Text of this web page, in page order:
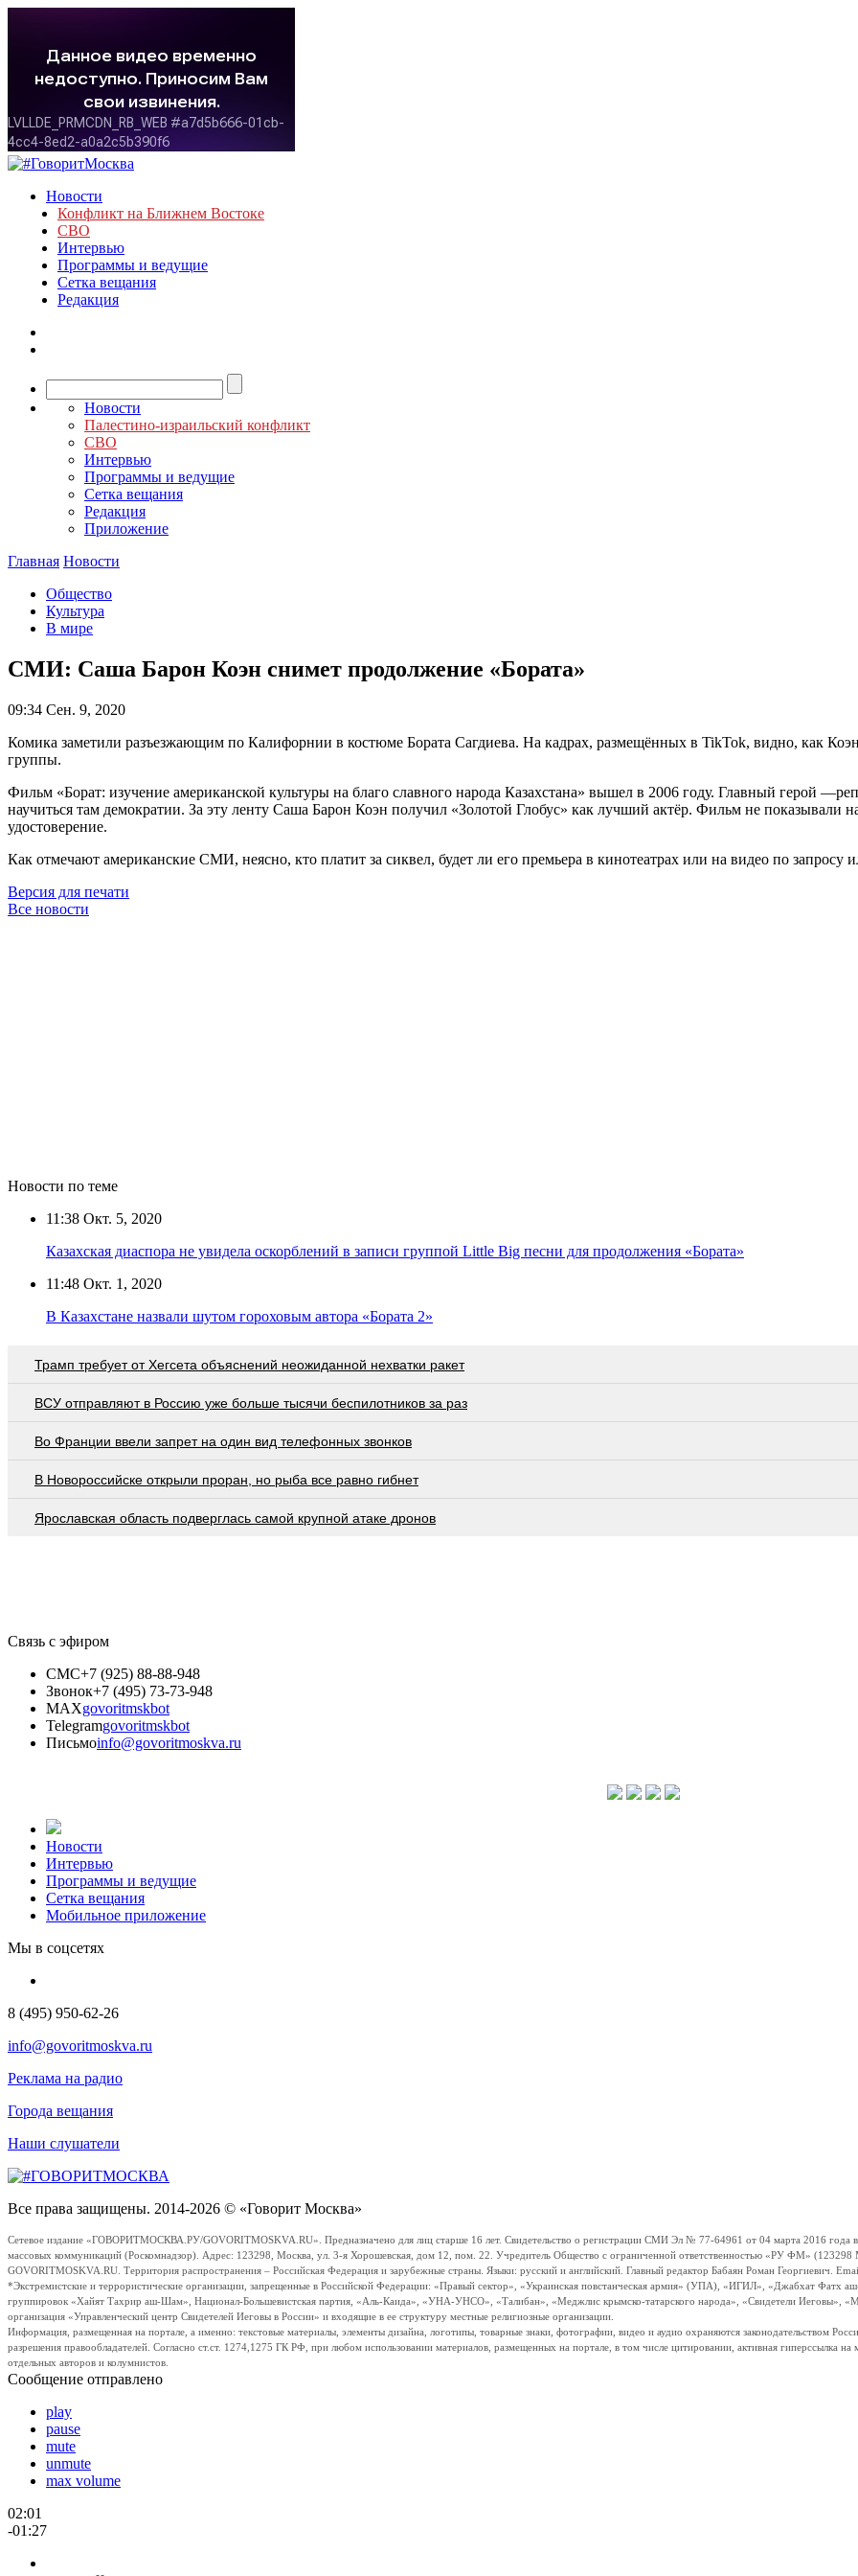
Новости
Конфликт на Ближнем Востоке
СВО
Интервью
Программы и ведущие
Сетка вещания
Редакция
Новости
Палестино-израильский конфликт
СВО
Интервью
Программы и ведущие
Сетка вещания
Редакция
Приложение
Главная Новости
Общество
Культура
В мире
СМИ: Саша Барон Коэн снимет продолжение «Бората»
09:34 Сен. 9, 2020
Комика заметили разъезжающим по Калифорнии в костюме Бората Сагдиева. На кадрах, размещённых в TikTok, видно, как
группы.
Фильм «Борат: изучение американской культуры на благо славного народа Казахстана» вышел в 2006 году. Главный герой
научиться там демократии. За эту ленту Саша Барон Коэн получил «Золотой Глобус» как лучший актёр. Фильм не
удостоверение.
Как отмечают американские СМИ, неясно, кто платит за сиквел, будет ли его премьера в кинотеатрах или на видео по запросу
Версия для печати
Все новости
Новости по теме
11:38 Окт. 5, 2020
Казахская диаспора не увидела оскорблений в записи группой Little Big песни для продолжения «Бората»
11:48 Окт. 1, 2020
В Казахстане назвали шутом гороховым автора «Бората 2»
Трамп требует от Хегсета объяснений неожиданной нехватки ракет
ВСУ отправляют в Россию уже больше тысячи беспилотников за раз
Во Франции ввели запрет на один вид телефонных звонков
В Новороссийске открыли проран, но рыба все равно гибнет
Ярославская область подверглась самой крупной атаке дронов
Связь с эфиром
СМС+7 (925) 88-88-948
Звонок+7 (495) 73-73-948
MAXgovoritmskbot
Telegramgovoritmskbot
Письмоinfo@govoritmoskva.ru
Новости
Интервью
Программы и ведущие
Сетка вещания
Мобильное приложение
Мы в соцсетях
8 (495) 950-62-26
info@govoritmoskva.ru
Реклама на радио
Города вещания
Наши слушатели
Все права защищены. 2014-2026 © «Говорит Москва»
Сетевое издание «ГОВОРИТМОСКВА.РУ/GOVORITMOSKVA.RU». Предназначено для лиц старше 16 лет. Свидетельство о регистрации СМИ Эл № 77-64961 от 04 марта 2016 года
массовых коммуникаций (Роскомнадзор). Адрес: 123298, Москва, ул. 3-я Хорошевская, дом 12, пом. 22. Учредитель Общество с ограниченной ответственностью «РУ ФМ»
GOVORITMOSKVA.RU. Территория распространения – Российская Федерация и зарубежные страны. Языки: русский и английский. Главный редактор Бабаян Роман Георгиевич.
*Экстремистские и террористические организации, запрещенные в Российской Федерации: «Правый сектор», «Украинская повстанческая армия» (УПА), «ИГИЛ», «Джабхат
группировок «Хайят Тахрир аш-Шам», Национал-Большевистская партия, «Аль-Каида», «УНА-УНСО», «Талибан», «Меджлис крымско-татарского народа», «Свидетели Иеговы»,
организация «Управленческий центр Свидетелей Иеговы в России» и входящие в ее структуру местные религиозные организации.
Информация, размещенная на портале, а именно: текстовые материалы, элементы дизайна, логотипы, товарные знаки, фотографии, видео и аудио охраняются законодательством
разрешения правообладателей. Согласно ст.ст. 1274,1275 ГК РФ, при любом использовании материалов, размещенных на портале, в том числе цитировании, активная гиперссылка
отдельных авторов и колумнистов.
Сообщение отправлено
play
pause
mute
unmute
max volume
02:01
-01:27